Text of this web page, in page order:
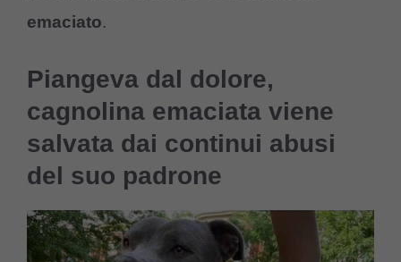
emaciato.
Piangeva dal dolore,
cagnolina emaciata viene
salvata dai continui abusi
del suo padrone